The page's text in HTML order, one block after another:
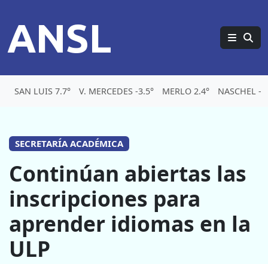
ANSL
SAN LUIS 7.7° V. MERCEDES -3.5° MERLO 2.4° NASCHEL -
SECRETARÍA ACADÉMICA
Continúan abiertas las
inscripciones para
aprender idiomas en la
ULP